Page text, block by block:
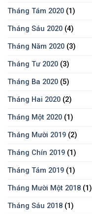
Tháng Tám 2020 (1)
Tháng Sáu 2020 (4)
Tháng Năm 2020 (3)
Tháng Tư 2020 (3)
Tháng Ba 2020 (5)
Tháng Hai 2020 (2)
Tháng Một 2020 (1)
Tháng Mười 2019 (2)
Tháng Chín 2019 (1)
Tháng Tám 2019 (1)
Tháng Mười Một 2018 (1)
Tháng Sáu 2018 (1)